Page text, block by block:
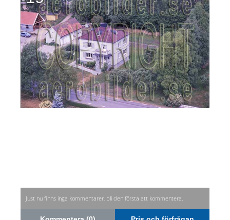
Just nu finns inga kommentarer, bli den första att kommentera.